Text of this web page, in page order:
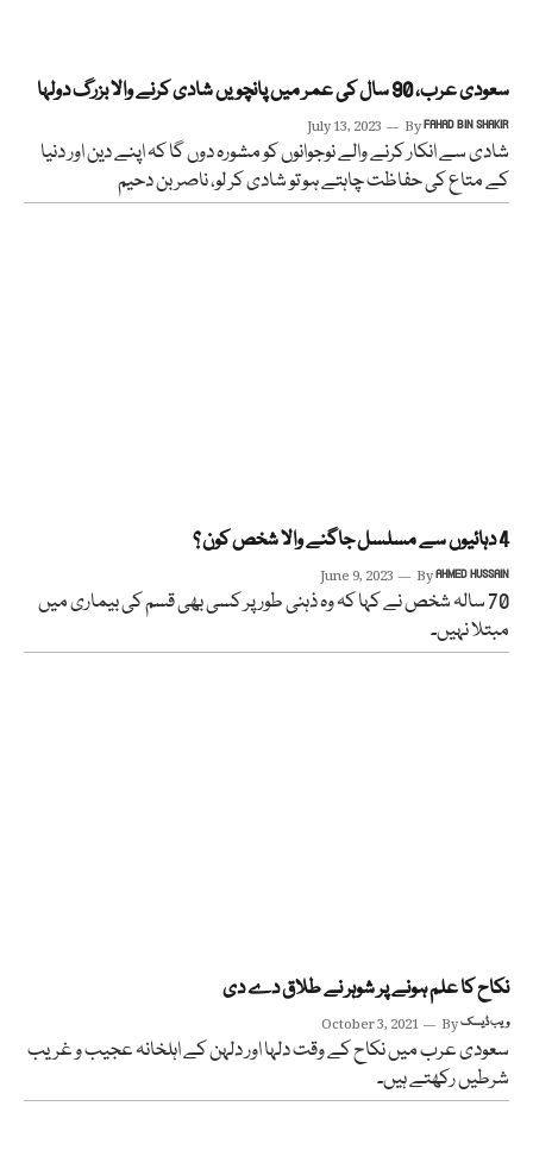
سعودی عرب، 90 سال کی عمر میں پانچویں شادی کرنے والا بزرگ دولہا
July 13, 2023 ByFAHAD BIN SHAKIR
شادی سے انکار کرنے والے نوجوانوں کو مشورہ دوں گا کہ اپنے دین اور دنیا
کے متاع کی حفاظت چاہتے ہو تو شادی کر لو، ناصر بن دحیم
4 دہائیوں سے مسلسل جاگنے والا شخص کون ؟
June 9, 2023 ByAHMED HUSSAIN
70 سالہ شخص نے کہا کہ وہ ذہنی طور پر کسی بھی قسم کی بیماری میں
مبتلا نہیں۔
نکاح کا علم ہونے پر شوہر نے طلاق دے دی
October 3, 2021 Byویب ڈیسک
سعودی عرب میں نکاح کے وقت دلہا اور دلہن کے اہلخانہ عجیب و غریب
شرطیں رکھتے ہیں۔